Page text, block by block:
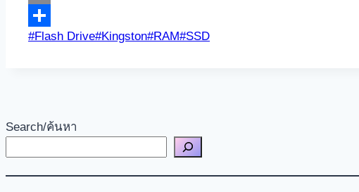
Link
Email
Share
Post
#Flash Drive#Kingston#RAM#SSD
Search/ค้นหา